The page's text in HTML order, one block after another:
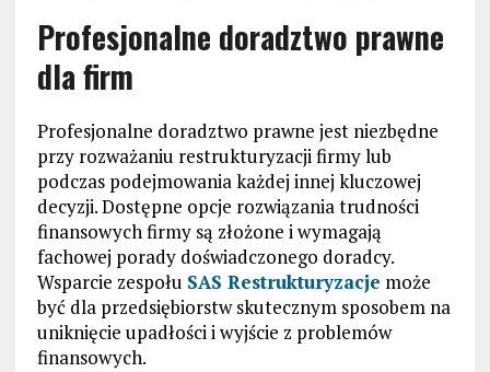
Profesjonalne doradztwo prawne
dla firm
Profesjonalne doradztwo prawne jest niezbędne
przy rozważaniu restrukturyzacji firmy lub
podczas podejmowania każdej innej kluczowej
decyzji. Dostępne opcje rozwiązania trudności
finansowych firmy są złożone i wymagają
fachowej porady doświadczonego doradcy.
Wsparcie zespołu SAS Restrukturyzacje może
być dla przedsiębiorstw skutecznym sposobem na
uniknięcie upadłości i wyjście z problemów
finansowych.